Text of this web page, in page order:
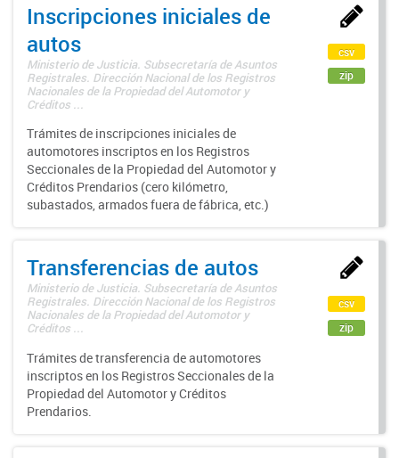
Inscripciones iniciales de
autos
Ministerio de Justicia. Subsecretaría de Asuntos
Registrales. Dirección Nacional de los Registros
Nacionales de la Propiedad del Automotor y
Créditos ...
Trámites de inscripciones iniciales de
automotores inscriptos en los Registros
Seccionales de la Propiedad del Automotor y
Créditos Prendarios (cero kilómetro,
subastados, armados fuera de fábrica, etc.)
csv
zip
Transferencias de autos
Ministerio de Justicia. Subsecretaría de Asuntos
Registrales. Dirección Nacional de los Registros
Nacionales de la Propiedad del Automotor y
Créditos ...
Trámites de transferencia de automotores
inscriptos en los Registros Seccionales de la
Propiedad del Automotor y Créditos
Prendarios.
csv
zip